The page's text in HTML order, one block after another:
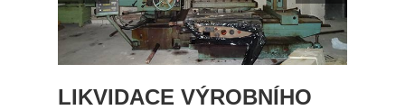
LIKVIDACE VÝROBNÍHO